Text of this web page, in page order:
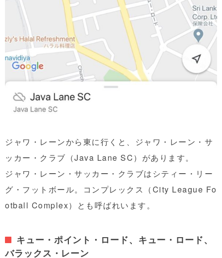
ジャワ・レーンから東に行くと、ジャワ・レーン・サ
ッカー・クラブ（Java Lane SC）があります。
ジャワ・レーン・サッカー・クラブはシティー・リー
グ・フットボール。コンプレックス（City League Fo
otball Complex）とも呼ばれいます。
キュー・ポイント・ロード、キュー・ロード、
バラックス・レーン